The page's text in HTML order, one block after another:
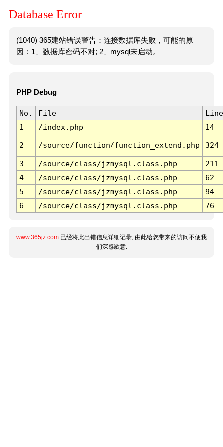
Database Error
(1040) 365建站错误警告：连接数据库失败，可能的原
因：1、数据库密码不对; 2、mysql未启动。
PHP Debug
No. File
Line
1
/index.php 14
2 /source/function/function_extend.php 324
3 /source/class/jzmysql.class.php
211
4
/source/class/jzmysql.class.php
62
5
/source/class/jzmysql.class.php
94
6
/source/class/jzmysql.class.php 76
www.365jz.com 已经将此出错信息详细记录, 由此给您带来的访问不便我
们深感歉意.